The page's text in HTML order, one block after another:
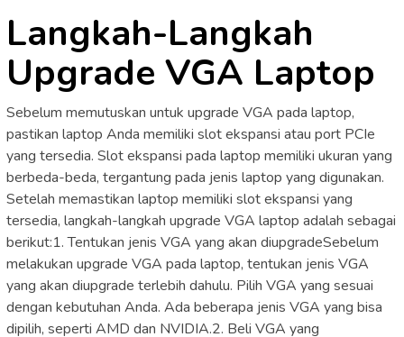
Langkah-Langkah
Upgrade VGA Laptop
Sebelum memutuskan untuk upgrade VGA pada laptop,
pastikan laptop Anda memiliki slot ekspansi atau port PCIe
yang tersedia. Slot ekspansi pada laptop memiliki ukuran yang
berbeda-beda, tergantung pada jenis laptop yang digunakan.
Setelah memastikan laptop memiliki slot ekspansi yang
tersedia, langkah-langkah upgrade VGA laptop adalah sebagai
berikut:1. Tentukan jenis VGA yang akan diupgradeSebelum
melakukan upgrade VGA pada laptop, tentukan jenis VGA
yang akan diupgrade terlebih dahulu. Pilih VGA yang sesuai
dengan kebutuhan Anda. Ada beberapa jenis VGA yang bisa
dipilih, seperti AMD dan NVIDIA.2. Beli VGA yang